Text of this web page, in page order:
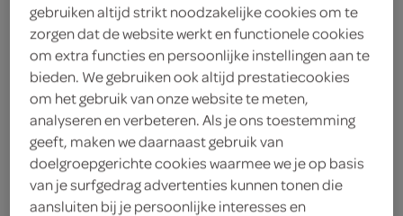
ingrediënten
250 gram jam
1 theelepel vanille-extract
1 ei
gebruiken altijd strikt noodzakelijke cookies om te
zorgen dat de website werkt en functionele cookies
om extra functies en persoonlijke instellingen aan te
bieden. We gebruiken ook altijd prestatiecookies
om het gebruik van onze website te meten,
analyseren en verbeteren. Als je ons toestemming
geeft, maken we daarnaast gebruik van
doelgroepgerichte cookies waarmee we je op basis
van je surfgedrag advertenties kunnen tonen die
aansluiten bij je persoonlijke interesses en